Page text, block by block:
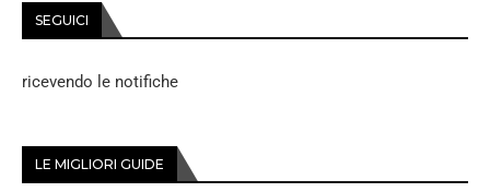
SEGUICI
ricevendo le notifiche
LE MIGLIORI GUIDE